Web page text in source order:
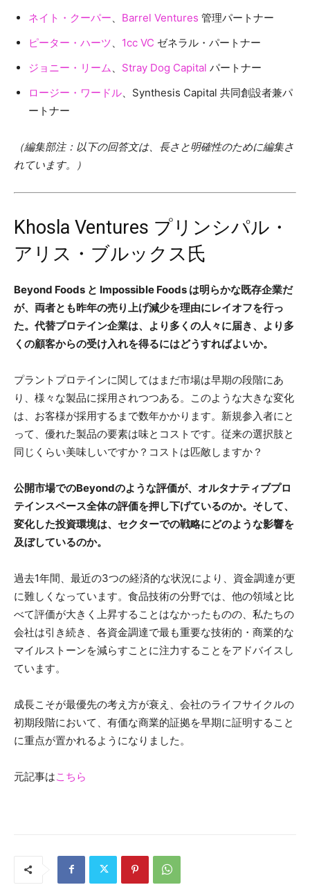
ネイト・クーパー
Barrel Ventures 管理パートナー
ピーター・ハーツ
1cc VC ゼネラル・パートナー
ジョニー・リーム
Stray Dog Capital パートナー
ロージー・ワードル 、Synthesis Capital 共同創設者兼パ
ートナー
（編集部注：以下の回答文は、長さと明確性のために編集さ
れています。）
Khosla Ventures プリンシパル・
アリス・ブルックス氏
Beyond Foods と Impossible Foods は明らかな既存企業だ
が、両者とも昨年の売り上げ減少を理由にレイオフを行っ
た。代替プロテイン企業は、より多くの人々に届き、より多
くの顧客からの受け入れを得るにはどうすればよいか。
プラントプロテインに関してはまだ市場は早期の段階にあ
り、様々な製品に採用されつつある。このような大きな変化
は、お客様が採用するまで数年かかります。新規参入者にと
って、優れた製品の要素は味とコストです。従来の選択肢と
同じくらい美味しいですか？コストは匹敵しますか？
公開市場でのBeyondのような評価が、オルタナティブプロ
テインスペース全体の評価を押し下げているのか。そして、
変化した投資環境は、セクターでの戦略にどのような影響を
及ぼしているのか。
過去1年間、最近の3つの経済的な状況により、資金調達が更
に難しくなっています。食品技術の分野では、他の領域と比
べて評価が大きく上昇することはなかったものの、私たちの
会社は引き続き、各資金調達で最も重要な技術的・商業的な
マイルストーンを減らすことに注力することをアドバイスし
ています。
成長こそが最優先の考え方が衰え、会社のライフサイクルの
初期段階において、有価な商業的証拠を早期に証明すること
に重点が置かれるようになりました。
元記事はこちら